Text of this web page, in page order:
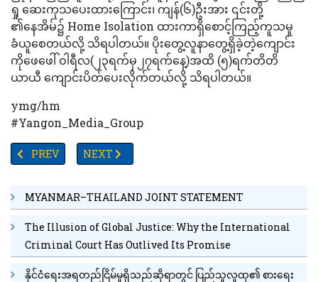
ရှု ဆေးကုသပေးထားကြောင်း၊ ကျန်(၆)ဦးအား ၎င်းတို့
၏နေအိမ်၌ Home Isolation ထားကာရှိစောင့်ကြည့်ကူသမှု
ခံယူစေတယ်လို့ သိရပါတယ်။ ပိုးတွေ့လူနာတွေ့ရှိခဲ့တဲ့ကျောင်း
ကိုဖေဖေါ် ဝါရီလ(၂၃ရက်မှ၂၇ရက်နေ့)အထိ (၅)ရက်တိတိ
ယာယီ ကျောင်းပိတ်ပေးလိုက်တယ်လို့ သိရပါတယ်။
ymg/hm
#Yangon_Media_Group
PREVIOUS ARTICLE: TV YANGON TIMES ရဲ့နေ့စဉ်သတင်းအ
PREV NEXT ARTICLE: တစ်နှစ်ကျော်ကာလအတွင်း အိုးအိမ်
NEXT
MYANMAR–THAILAND JOINT STATEMENT
The Illusion of Global Justice: Why the International
Criminal Court Has Outlived Its Promise
နိုင်ငံရေးအရတည်ငြိမ်မှုရှိသည်ဆိုရာတွင် ပြည်သူလူထု၏ စားရေး